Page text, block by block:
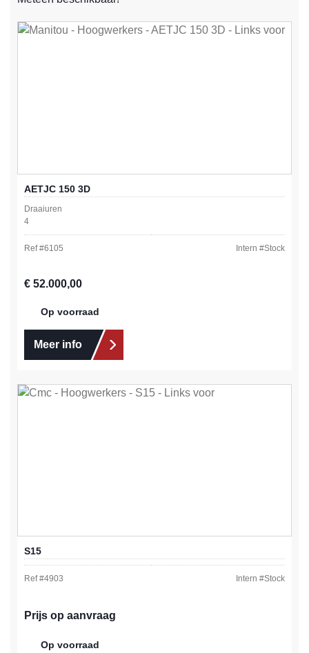
AETJC 150 3D
Draaiuren
4
Ref #6105 Intern #Stock
Normale prijs:
€ 52.000,00
Op voorraad
Meer info
S15
Ref #4903 Intern #Stock
Prijs op aanvraag
Op voorraad